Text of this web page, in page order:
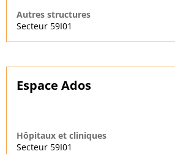
Autres structures
Secteur 59I01
Espace Ados
Hôpitaux et cliniques
Secteur 59I01